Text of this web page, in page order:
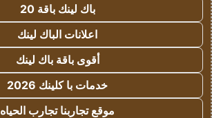
باك لينك باقة 20
اعلانات الباك لينك
أقوى باقة باك لينك
خدمات با كلينك 2026
موقع تجاربنا تجارب الحياه